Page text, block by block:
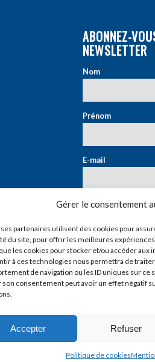
Gérer le consentement
ses partenaires utilisent des cookies pour
du site, pour offrir les meilleures
les cookies pour stocker et/ou accéder aux
à ces technologies nous permettra de
de navigation ou les ID uniques sur ce
consentement peut avoir un effet négatif
Accepter Refuser
Politique de cookies
ABONNEZ-
NEWSLETTER
Nom*
Prénom*
E-mail*